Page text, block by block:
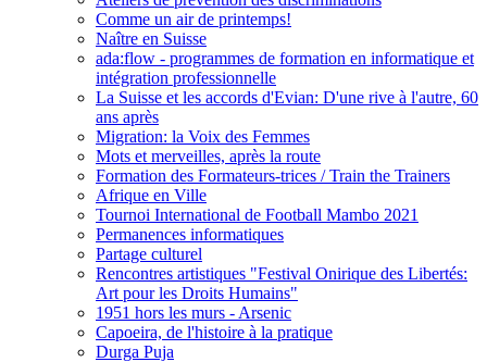
Comme un air de printemps!
Naître en Suisse
ada:flow - programmes de formation en informatique et
intégration professionnelle
La Suisse et les accords d'Evian: D'une rive à l'autre, 60
ans après
Migration: la Voix des Femmes
Mots et merveilles, après la route
Formation des Formateurs-trices / Train the Trainers
Afrique en Ville
Tournoi International de Football Mambo 2021
Permanences informatiques
Partage culturel
Rencontres artistiques "Festival Onirique des Libertés:
Art pour les Droits Humains"
1951 hors les murs - Arsenic
Capoeira, de l'histoire à la pratique
Durga Puja